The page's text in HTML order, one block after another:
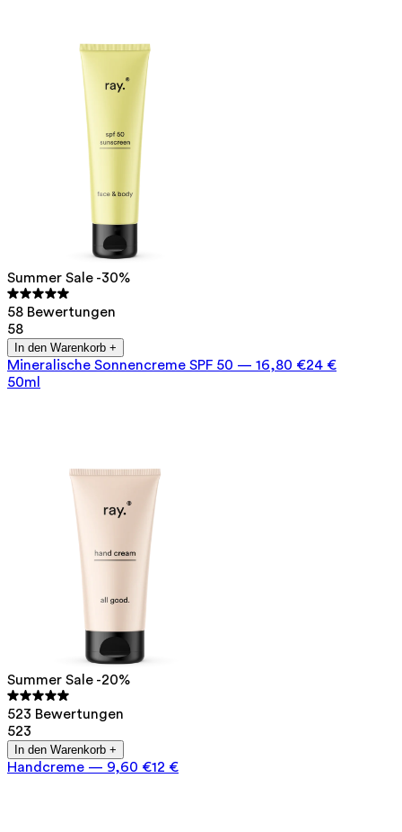
Summer Sale -30%
58 Bewertungen
58
In den Warenkorb +
Mineralische Sonnencreme SPF 50 — 16,80 €24 €
50ml
Summer Sale -20%
523 Bewertungen
523
In den Warenkorb +
Handcreme — 9,60 €12 €